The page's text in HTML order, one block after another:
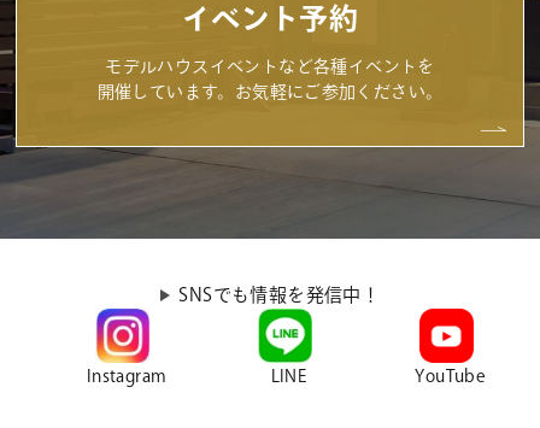
イベント予約
モデルハウスイベントなど各種イベントを
開催しています。お気軽にご参加ください。
SNSでも情報を発信中！
Instagram LINE YouTube